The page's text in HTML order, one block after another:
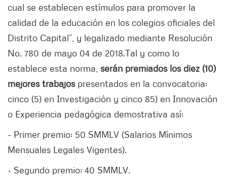
cual se establecen estímulos para promover la
calidad de la educación en los colegios oficiales del
Distrito Capital”, y legalizado mediante Resolución
No. 780 de mayo 04 de 2018.Tal y como lo
establece esta norma, serán premiados los diez (10)
mejores trabajospresentados en la convocatoria:
cinco (5) en Investigación y cinco 85) en Innovación
o Experiencia pedagógica demostrativa así:
- Primer premio: 50 SMMLV (Salarios Mínimos
Mensuales Legales Vigentes).
- Segundo premio: 40 SMMLV.